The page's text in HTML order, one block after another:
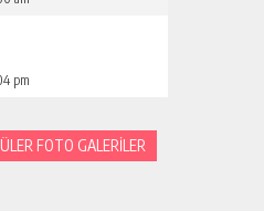
pm
FOTO GALERİLER